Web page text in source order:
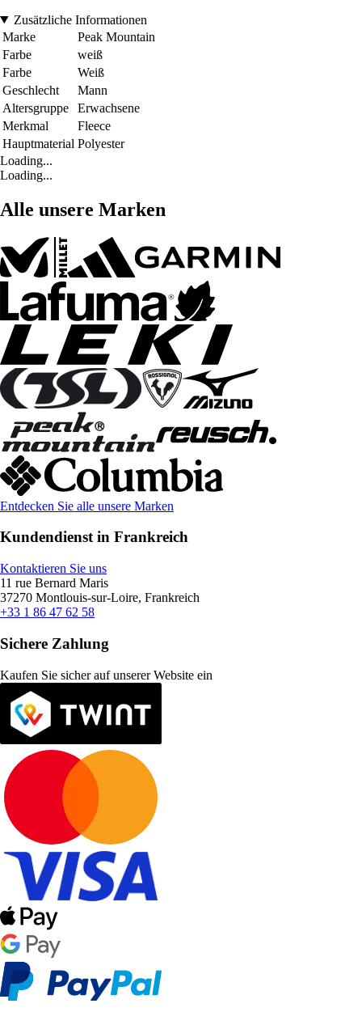
Zusätzliche Informationen
Marke
Peak Mountain
Farbe
weiß
Farbe
Weiß
Geschlecht
Mann
Altersgruppe
Erwachsene
Merkmal
Fleece
Hauptmaterial Polyester
Loading...
Loading...
Alle unsere Marken
Entdecken Sie alle unsere Marken
Kundendienst in Frankreich
Kontaktieren Sie uns
11 rue Bernard Maris
37270 Montlouis-sur-Loire, Frankreich
+33 1 86 47 62 58
Sichere Zahlung
Kaufen Sie sicher auf unserer Website ein